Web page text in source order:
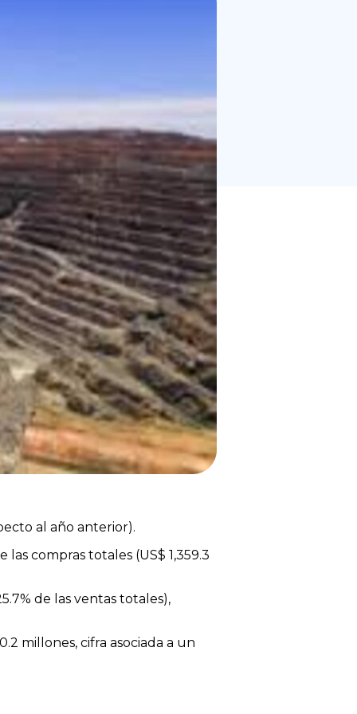
al año anterior).
compras totales (US$ 1,359.3
de las ventas totales),
millones, cifra asociada a un